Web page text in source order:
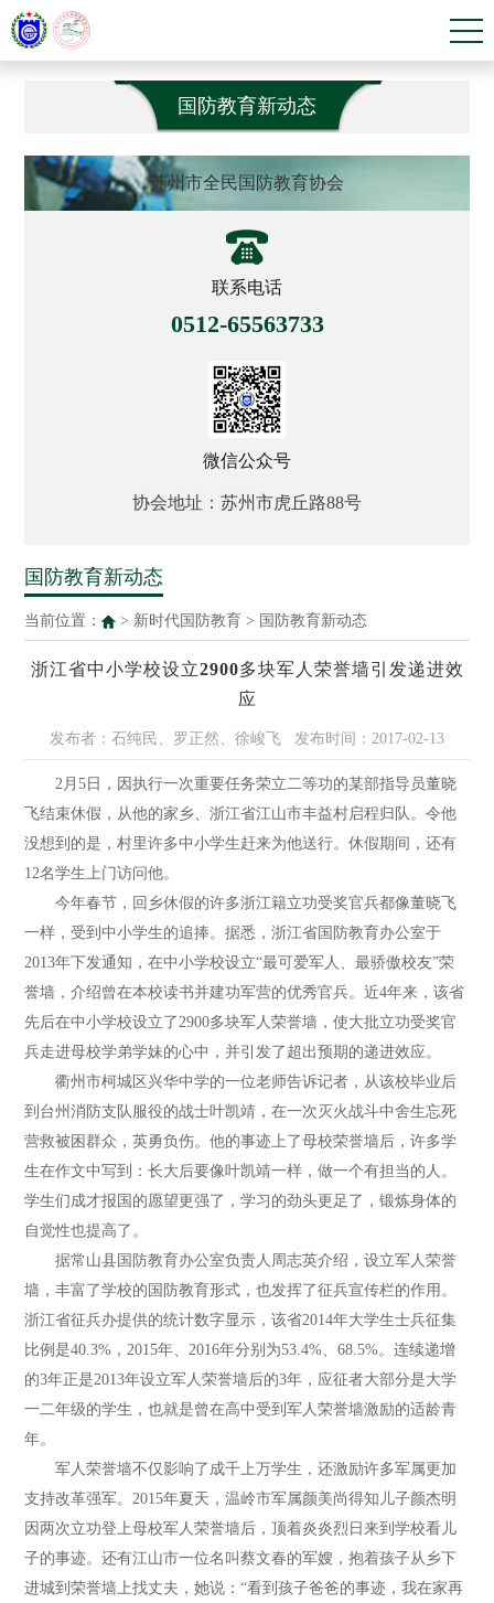
国防教育新动态
苏州市全民国防教育协会
联系电话
0512-65563733
微信公众号
协会地址：苏州市虎丘路88号
国防教育新动态
当前位置： > 新时代国防教育 > 国防教育新动态
浙江省中小学校设立2900多块军人荣誉墙引发递进效
应
发布者：石纯民、罗正然、徐峻飞 发布时间：2017-02-13
2月5日，因执行一次重要任务荣立二等功的某部指导员董晓
飞结束休假，从他的家乡、浙江省江山市丰益村启程归队。令他
没想到的是，村里许多中小学生赶来为他送行。休假期间，还有
12名学生上门访问他。
今年春节，回乡休假的许多浙江籍立功受奖官兵都像董晓飞
一样，受到中小学生的追捧。据悉，浙江省国防教育办公室于
2013年下发通知，在中小学校设立“最可爱军人、最骄傲校友”荣
誉墙，介绍曾在本校读书并建功军营的优秀官兵。近4年来，该省
先后在中小学校设立了2900多块军人荣誉墙，使大批立功受奖官
兵走进母校学弟学妹的心中，并引发了超出预期的递进效应。
衢州市柯城区兴华中学的一位老师告诉记者，从该校毕业后
到台州消防支队服役的战士叶凯靖，在一次灭火战斗中舍生忘死
营救被困群众，英勇负伤。他的事迹上了母校荣誉墙后，许多学
生在作文中写到：长大后要像叶凯靖一样，做一个有担当的人。
学生们成才报国的愿望更强了，学习的劲头更足了，锻炼身体的
自觉性也提高了。
据常山县国防教育办公室负责人周志英介绍，设立军人荣誉
墙，丰富了学校的国防教育形式，也发挥了征兵宣传栏的作用。
浙江省征兵办提供的统计数字显示，该省2014年大学生士兵征集
比例是40.3%，2015年、2016年分别为53.4%、68.5%。连续递增
的3年正是2013年设立军人荣誉墙后的3年，应征者大部分是大学
一二年级的学生，也就是曾在高中受到军人荣誉墙激励的适龄青
年。
军人荣誉墙不仅影响了成千上万学生，还激励许多军属更加
支持改革强军。2015年夏天，温岭市军属颜美尚得知儿子颜杰明
因两次立功登上母校军人荣誉墙后，顶着炎炎烈日来到学校看儿
子的事迹。还有江山市一位名叫蔡文春的军嫂，抱着孩子从乡下
进城到荣誉墙上找丈夫，她说：“看到孩子爸爸的事迹，我在家再